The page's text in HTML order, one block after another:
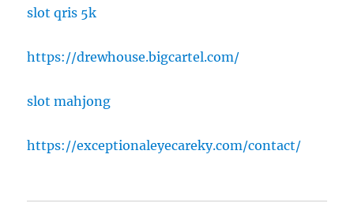
slot qris 5k
https://drewhouse.bigcartel.com/
slot mahjong
https://exceptionaleyecareky.com/contact/